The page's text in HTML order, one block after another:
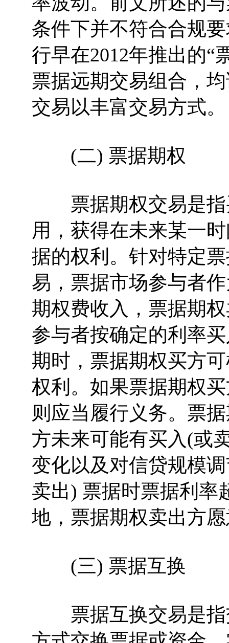
条件下并不符合合规
行早在2012年推出的
票据远期交易组合，
交易以丰富交易方式。
(二) 票据期权
票据期权交易是指
用，获得在未来某一
据的权利。针对特定
易，票据市场参与者
期权费收入，票据期
参与者按确定的利率
期时，票据期权买方
权利。如果票据期权
则应当履行义务。票
方未来可能有买入(或
变化以及对信贷规模
卖出) 票据时票据利率
地，票据期权卖出方
(三) 票据互换
票据互换交易是指